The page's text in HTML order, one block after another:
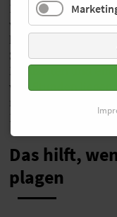
Nicht nur, aber
vor dem Laufen
leicht verdauliche
Stunde vor dem
Mahlzeiten und
vier Stunden
nicht gut – Gewicht
Bauches sind eine
Das hilft,
plagen